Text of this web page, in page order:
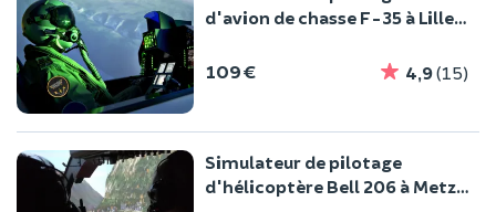
d'avion de chasse F-35 à Lille
109 € 4,9(15)
Simulateur de pilotage
d'hélicoptère Bell 206 à Metz